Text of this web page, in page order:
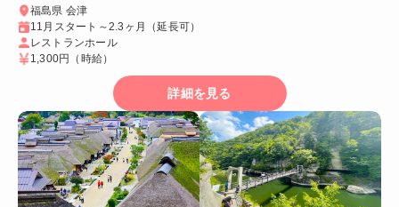
福島県 会津
11月スタート～2.3ヶ月（延長可）
レストランホール
1,300円
（時給）
詳細を見る